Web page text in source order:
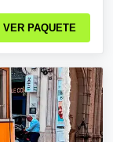
VER PAQUETE